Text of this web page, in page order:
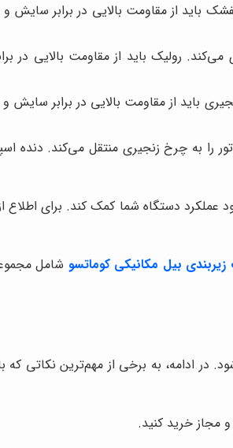
از مقاومت بالایی در برابر سایش و
رولیک باید از مقاومت بالایی در
باید از مقاومت بالایی در برابر سایش
به چرخ زنجیری منتقل می‌کند. دنده
عملکرد دستگاه شما کمک کند. برای
بیل مکانیکی کوماتسو شامل
ادامه، به برخی از مهم‌ترین نکاتی که
مجاز خرید کنید.